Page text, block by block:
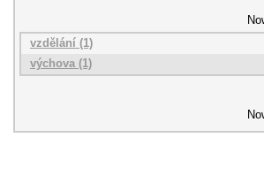
vzdělání (1)
výchova (1)